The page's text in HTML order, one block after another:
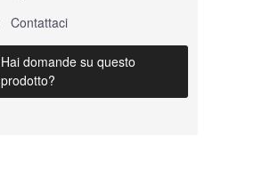
Contattaci
Hai domande su questo
prodotto?